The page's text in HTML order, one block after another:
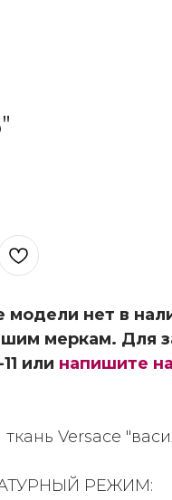
модели нет в
меркам. Для
или напишите
Versace
РЕЖИМ: